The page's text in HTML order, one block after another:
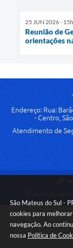
São Mateus do Sul -
cookies para
navegação. Ao
nossa Política de
25 JUN 2026 -
Reunião de
orientações
Endereço: Rua:
- Centro,
Atendimento de
Copyright Instar - 2006-
Instar Tecnologia